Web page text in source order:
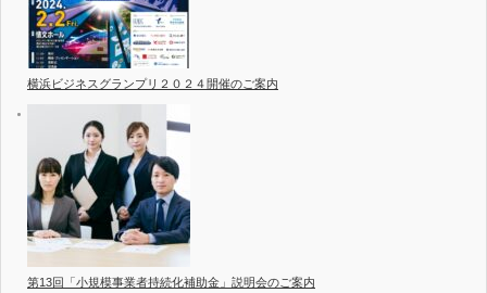
横浜ビジネスグランプリ２０２４開催のご案内
第13回「小規模事業者持続化補助金」説明会のご案内